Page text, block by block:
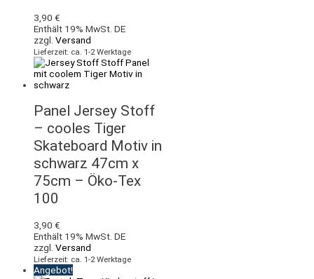
3,90 €
Enthält 19% MwSt. DE
zzgl. Versand
Lieferzeit: ca. 1-2 Werktage
Panel Jersey Stoff
– cooles Tiger
Skateboard Motiv in
schwarz 47cm x
75cm – Öko-Tex
100
3,90 €
Enthält 19% MwSt. DE
zzgl. Versand
Lieferzeit: ca. 1-2 Werktage
Angebot!